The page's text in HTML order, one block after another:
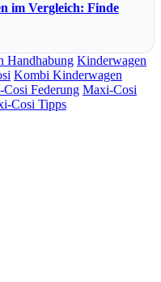
im Vergleich: Finde
Handhabung Kinderwagen
Kombi Kinderwagen
Federung Maxi-Cosi
Cosi Tipps